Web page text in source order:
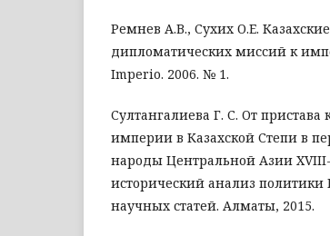
Ремнев А.В., Сухих О.Е.
дипломатических миссий к
Imperio. 2006. № 1.
Султангалиева Г. С. От пристава
империи в Казахской Степи в
народы Центральной Азии
исторический анализ
научных статей. Алматы, 2015.